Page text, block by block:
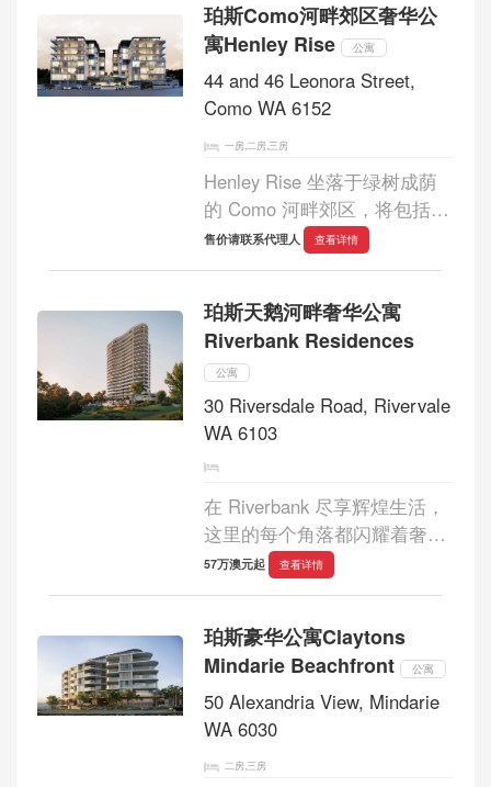
畔，与珀斯最珍贵的自然地标
之一有着难得的联系。...
珀斯Como河畔郊区奢华公
寓Henley Rise
公寓
44 and 46 Leonora Street,
Como WA 6152
一房,二房,三房
Henley Rise 坐落于绿树成荫
的 Como 河畔郊区，将包括单
间公寓、一居室、两居室和三
居室设计，并配备大量公共设
地利用这一优越的地理位置，
享有坎宁河和...
售价请联系代理人 查看详情
珀斯天鹅河畔奢华公寓
Riverbank Residences
公寓
30 Riversdale Road, Rivervale
WA 6103
在 Riverbank 尽享辉煌生活，
这里的每个角落都闪耀着奢华
的光芒。Riverbank 大厦高 20
其永恒的建筑曲线映照着涟漪
和自由流动的迷人海...
57万澳元起 查看详情
珀斯豪华公寓Claytons
Mindarie Beachfront
公寓
50 Alexandria View, Mindarie
WA 6030
二房,三房